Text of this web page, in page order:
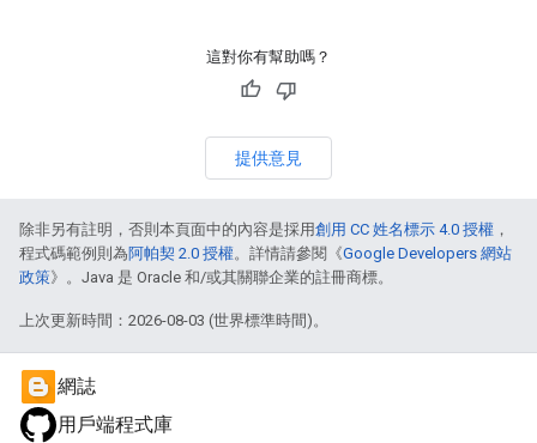
這對你有幫助嗎？
提供意見
除非另有註明，否則本頁面中的內容是採用創用 CC 姓名標示 4.0 授權 ，
程式碼範例則為阿帕契 2.0 授權。詳情請參閱《Google Developers 網站
政策》。Java 是 Oracle 和/或其關聯企業的註冊商標。
上次更新時間：2026-08-03 (世界標準時間)。
網誌
用戶端程式庫